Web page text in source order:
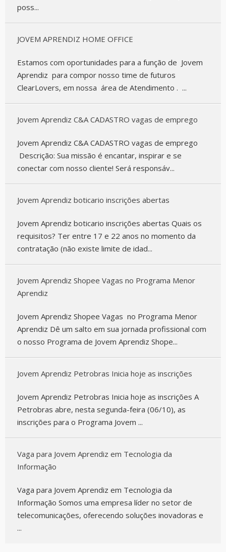
poss...
JOVEM APRENDIZ HOME OFFICE
Estamos com oportunidades para a função de Jovem
Aprendiz para compor nosso time de futuros
ClearLovers, em nossa área de Atendimento . ...
Jovem Aprendiz C&A CADASTRO vagas de emprego
Jovem Aprendiz C&A CADASTRO vagas de emprego
Descrição: Sua missão é encantar, inspirar e se
conectar com nosso cliente! Será responsáv...
Jovem Aprendiz boticario inscrições abertas
Jovem Aprendiz boticario inscrições abertas Quais os
requisitos? Ter entre 17 e 22 anos no momento da
contratação (não existe limite de idad...
Jovem Aprendiz Shopee Vagas no Programa Menor
Aprendiz
Jovem Aprendiz Shopee Vagas no Programa Menor
Aprendiz Dê um salto em sua jornada profissional com
o nosso Programa de Jovem Aprendiz Shope...
Jovem Aprendiz Petrobras Inicia hoje as inscrições
Jovem Aprendiz Petrobras Inicia hoje as inscrições A
Petrobras abre, nesta segunda-feira (06/10), as
inscrições para o Programa Jovem ...
Vaga para Jovem Aprendiz em Tecnologia da
Informação
Vaga para Jovem Aprendiz em Tecnologia da
Informação Somos uma empresa líder no setor de
telecomunicações, oferecendo soluções inovadoras e
...